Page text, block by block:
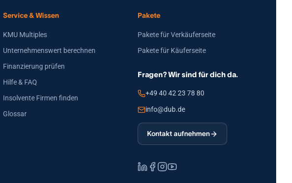
Service & Wissen
KMU Multiples
Unternehmenswert berechnen
Finanzierung prüfen
Hilfe & FAQ
Insolvente Firmen finden
Glossar
Pakete
Pakete für Verkäuferseite
Pakete für Käuferseite
Fragen? Wir sind für dich da.
+49 40 42 23 78 80
info@dub.de
Kontakt aufnehmen